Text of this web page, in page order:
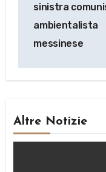
sinistra
ambientalista
messinese
Altre Notizie